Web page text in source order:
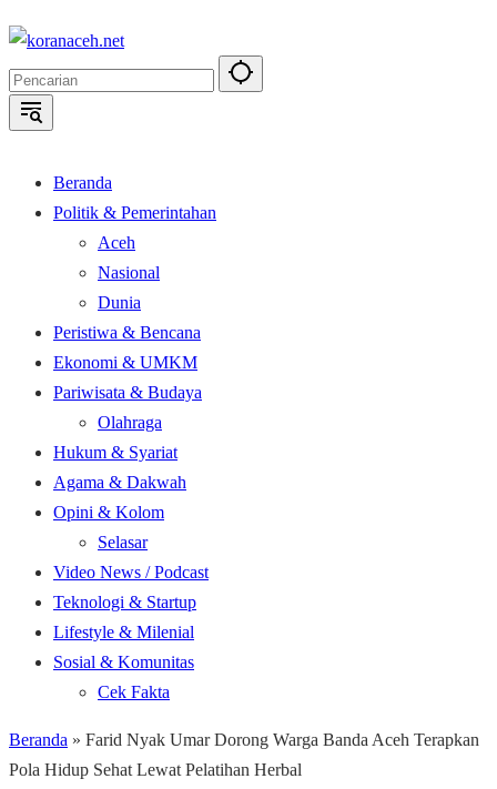
Langsung
konten
Beranda
Politik & Pemerintahan
Aceh
Nasional
Dunia
Peristiwa & Bencana
Ekonomi & UMKM
Pariwisata & Budaya
Olahraga
Hukum & Syariat
Agama & Dakwah
Opini & Kolom
Selasar
Video News / Podcast
Teknologi & Startup
Lifestyle & Milenial
Sosial & Komunitas
Cek Fakta
Beranda » Farid Nyak Umar Dorong Warga Banda Aceh Terapkan
Pola Hidup Sehat Lewat Pelatihan Herbal